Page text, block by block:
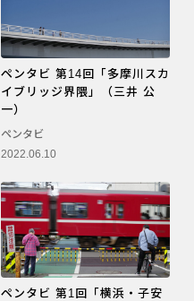
ペンタビ 第14回「多摩川スカ
イブリッジ界隈」（三井 公
一）
ペンタビ
2022.06.10
ペンタビ 第1回「横浜・子安